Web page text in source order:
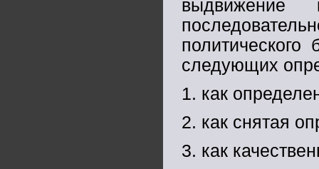
следующих
1. как
2. как снятая
3. как